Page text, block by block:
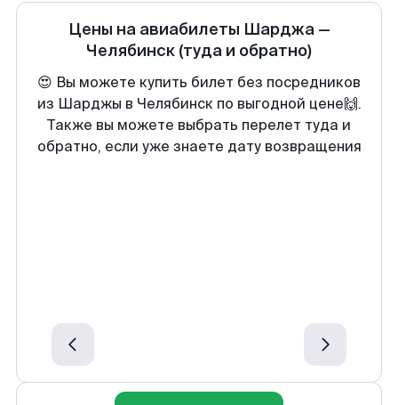
Цены на авиабилеты Шарджа—
Челябинск (туда и обратно)
😍 Вы можете купить билет без посредников
из Шарджы в Челябинск по выгодной цене🙌.
Также вы можете выбрать перелет туда и
обратно, если уже знаете дату возвращения